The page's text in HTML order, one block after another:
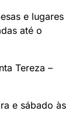
e lugares
até o
Tereza –
e sábado às